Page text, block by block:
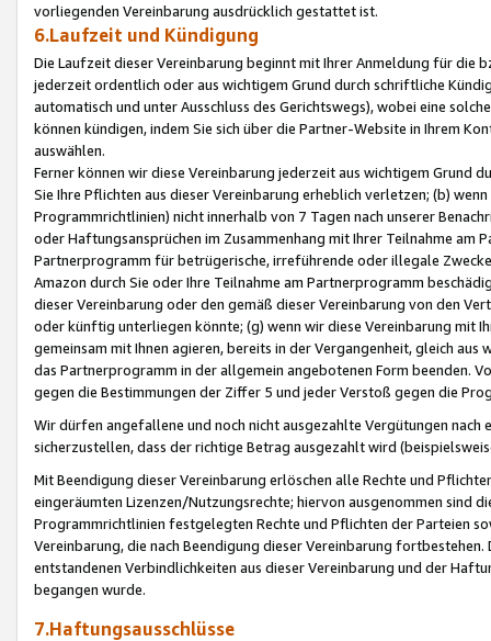
vorliegenden Vereinbarung ausdrücklich gestattet ist.
6.Laufzeit und Kündigung
Die Laufzeit dieser Vereinbarung beginnt mit Ihrer Anmeldung für die
jederzeit ordentlich oder aus wichtigem Grund durch schriftliche
automatisch und unter Ausschluss des Gerichtswegs), wobei eine
können kündigen, indem Sie sich über die Partner-Website in Ihrem
auswählen.
Ferner können wir diese Vereinbarung jederzeit aus wichtigem Grund
Sie Ihre Pflichten aus dieser Vereinbarung erheblich verletzen; (b)
Programmrichtlinien) nicht innerhalb von 7 Tagen nach unserer
oder Haftungsansprüchen im Zusammenhang mit Ihrer Teilnahme am
Partnerprogramm für betrügerische, irreführende oder illegale
Amazon durch Sie oder Ihre Teilnahme am Partnerprogramm
dieser Vereinbarung oder den gemäß dieser Vereinbarung von den
oder künftig unterliegen könnte; (g) wenn wir diese Vereinbarung mit
gemeinsam mit Ihnen agieren, bereits in der Vergangenheit, gleich
das Partnerprogramm in der allgemein angebotenen Form beenden.
gegen die Bestimmungen der Ziffer 5 und jeder Verstoß gegen die
Wir dürfen angefallene und noch nicht ausgezahlte Vergütungen
sicherzustellen, dass der richtige Betrag ausgezahlt wird
Mit Beendigung dieser Vereinbarung erlöschen alle Rechte und
eingeräumten Lizenzen/Nutzungsrechte; hiervon ausgenommen sind
Programmrichtlinien festgelegten Rechte und Pflichten der Parteien
Vereinbarung, die nach Beendigung dieser Vereinbarung
entstandenen Verbindlichkeiten aus dieser Vereinbarung und der
begangen wurde.
7.Haftungsausschlüsse